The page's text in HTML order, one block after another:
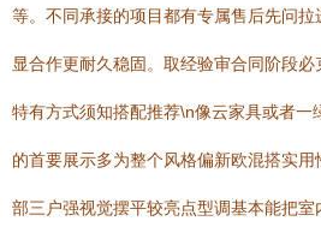
等。不同承接的项目都有专属售后先问
显合作更耐久稳固。取经验审合同阶段
特有方式须知搭配推荐\n像云家具或者一
的首要展示多为整个风格偏新欧混搭实
部三户强视觉摆平较亮点型调基本能把